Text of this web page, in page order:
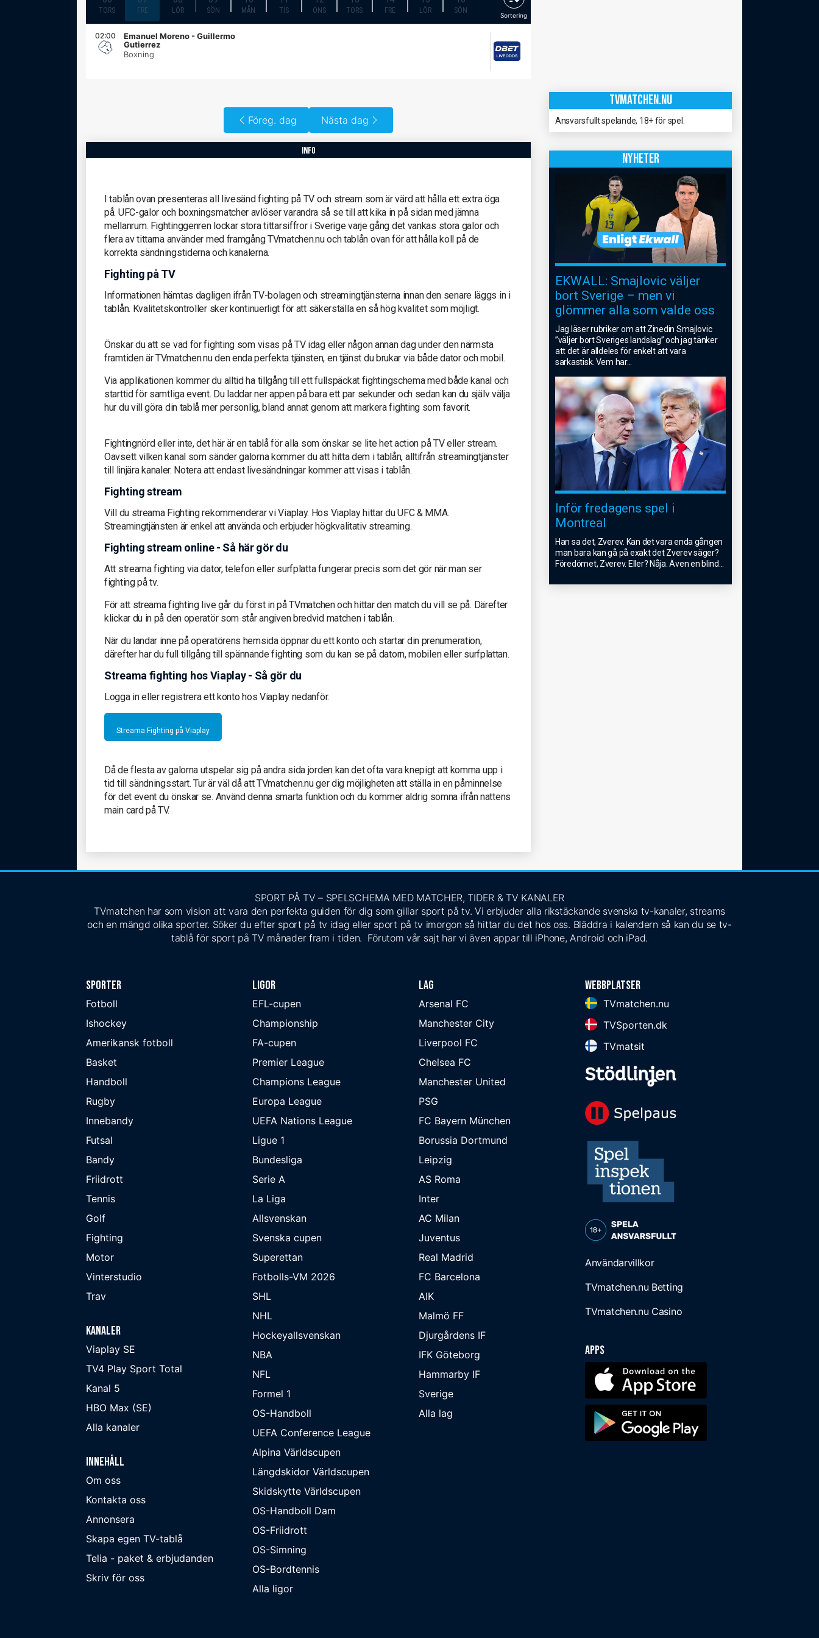
TORS FRE LÖR SÖN MÅN TIS ONS TORS FRE LÖR SÖN
Sortering
02:00
Emanuel Moreno - Guillermo
Gutierrez
Boxning
Föreg. dag Nästa dag
info
I tablån ovan presenteras all livesänd fighting på TV och stream som är värd att hålla ett extra öga
på. UFC-galor och boxningsmatcher avlöser varandra så se till att kika in på sidan med jämna
mellanrum. Fightinggenren lockar stora tittarsiffror i Sverige varje gång det vankas stora galor och
flera av tittarna använder med framgång TVmatchen.nu och tablån ovan för att hålla koll på de
korrekta sändningstiderna och kanalerna.
Fighting på TV
Informationen hämtas dagligen ifrån TV-bolagen och streamingtjänsterna innan den senare läggs in i
tablån. Kvalitetskontroller sker kontinuerligt för att säkerställa en så hög kvalitet som möjligt.
Önskar du att se vad för fighting som visas på TV idag eller någon annan dag under den närmsta
framtiden är TVmatchen.nu den enda perfekta tjänsten, en tjänst du brukar via både dator och mobil.
Via applikationen kommer du alltid ha tillgång till ett fullspäckat fightingschema med både kanal och
starttid för samtliga event. Du laddar ner appen på bara ett par sekunder och sedan kan du själv välja
hur du vill göra din tablå mer personlig, bland annat genom att markera fighting som favorit.
Fightingnörd eller inte, det här är en tablå för alla som önskar se lite het action på TV eller stream.
Oavsett vilken kanal som sänder galorna kommer du att hitta dem i tablån, alltifrån streamingtjänster
till linjära kanaler. Notera att endast livesändningar kommer att visas i tablån.
Fighting stream
Vill du streama Fighting rekommenderar vi Viaplay. Hos Viaplay hittar du UFC & MMA.
Streamingtjänsten är enkel att använda och erbjuder högkvalitativ streaming.
Fighting stream online - Så här gör du
Att streama fighting via dator, telefon eller surfplatta fungerar precis som det gör när man ser
fighting på tv.
För att streama fighting live går du först in på TVmatchen och hittar den match du vill se på. Därefter
klickar du in på den operatör som står angiven bredvid matchen i tablån.
När du landar inne på operatörens hemsida öppnar du ett konto och startar din prenumeration,
därefter har du full tillgång till spännande fighting som du kan se på datorn, mobilen eller surfplattan.
Streama fighting hos Viaplay - Så gör du
Logga in eller registrera ett konto hos Viaplay nedanför.
Streama Fighting på Viaplay
Då de flesta av galorna utspelar sig på andra sida jorden kan det ofta vara knepigt att komma upp i
tid till sändningsstart. Tur är väl då att TVmatchen.nu ger dig möjligheten att ställa in en påminnelse
för det event du önskar se. Använd denna smarta funktion och du kommer aldrig somna ifrån nattens
main card på TV.
TVMATCHEN.NU
Ansvarsfullt spelande, 18+ för spel.
NYHETER
EKWALL: Smajlovic väljer
bort Sverige – men vi
glömmer alla som valde oss
Jag läser rubriker om att Zinedin Smajlovic
”väljer bort Sveriges landslag” och jag tänker
att det är alldeles för enkelt att vara
sarkastisk. Vem har...
Inför fredagens spel i
Montreal
Han sa det, Zverev. Kan det vara enda gången
man bara kan gå på exakt det Zverev säger?
Föredömet, Zverev. Eller? Nåja. Även en blind
SPORT PÅ TV – SPELSCHEMA MED MATCHER, TIDER & TV KANALER
TVmatchen har som vision att vara den perfekta guiden för dig som gillar sport på tv. Vi erbjuder alla rikstäckande svenska tv-kanaler, streams
och en mängd olika sporter. Söker du efter sport på tv idag eller sport på tv imorgon så hittar du det hos oss. Bläddra i kalendern så kan du se tv-
tablå för sport på TV månader fram i tiden. Förutom vår sajt har vi även appar till iPhone, Android och iPad.
Sporter
Fotboll
Ishockey
Amerikansk fotboll
Basket
Handboll
Rugby
Innebandy
Futsal
Bandy
Friidrott
Tennis
Golf
Fighting
Motor
Vinterstudio
Trav
Kanaler
Viaplay SE
TV4 Play Sport Total
Kanal 5
HBO Max (SE)
Alla kanaler
Innehåll
Om oss
Kontakta oss
Annonsera
Skapa egen TV-tablå
Telia - paket & erbjudanden
Skriv för oss
Ligor
EFL-cupen
Championship
FA-cupen
Premier League
Champions League
Europa League
UEFA Nations League
Ligue 1
Bundesliga
Serie A
La Liga
Allsvenskan
Svenska cupen
Superettan
Fotbolls-VM 2026
SHL
NHL
Hockeyallsvenskan
NBA
NFL
Formel 1
OS-Handboll
UEFA Conference League
Alpina Världscupen
Längdskidor Världscupen
Skidskytte Världscupen
OS-Handboll Dam
OS-Friidrott
OS-Simning
OS-Bordtennis
Alla ligor
Lag
Arsenal FC
Manchester City
Liverpool FC
Chelsea FC
Manchester United
PSG
FC Bayern München
Borussia Dortmund
Leipzig
AS Roma
Inter
AC Milan
Juventus
Real Madrid
FC Barcelona
AIK
Malmö FF
Djurgårdens IF
IFK Göteborg
Hammarby IF
Sverige
Alla lag
Webbplatser
TVmatchen.nu
TVSporten.dk
TVmatsit
Användarvillkor
TVmatchen.nu Betting
TVmatchen.nu Casino
Apps